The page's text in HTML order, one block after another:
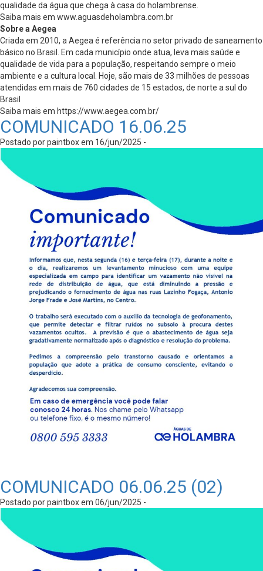
qualidade da água que chega à casa do holambrense.
Saiba mais em www.aguasdeholambra.com.br
Sobre a Aegea
Criada em 2010, a Aegea é referência no setor privado de saneamento
básico no Brasil. Em cada município onde atua, leva mais saúde e
qualidade de vida para a população, respeitando sempre o meio
ambiente e a cultura local. Hoje, são mais de 33 milhões de pessoas
atendidas em mais de 760 cidades de 15 estados, de norte a sul do
Brasil
Saiba mais em https://www.aegea.com.br/
COMUNICADO 16.06.25
Postado por paintbox em 16/jun/2025 -
COMUNICADO 06.06.25 (02)
Postado por paintbox em 06/jun/2025 -